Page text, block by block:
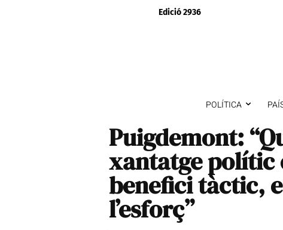
Edició 2936
POLÍTICA
Puigdemont:
xantatge
benefici tàctic,
l’esforç”